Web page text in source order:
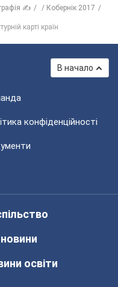
✍
Кобернік 2017
карті країн
В начало
конфіденційності
новини
освіти